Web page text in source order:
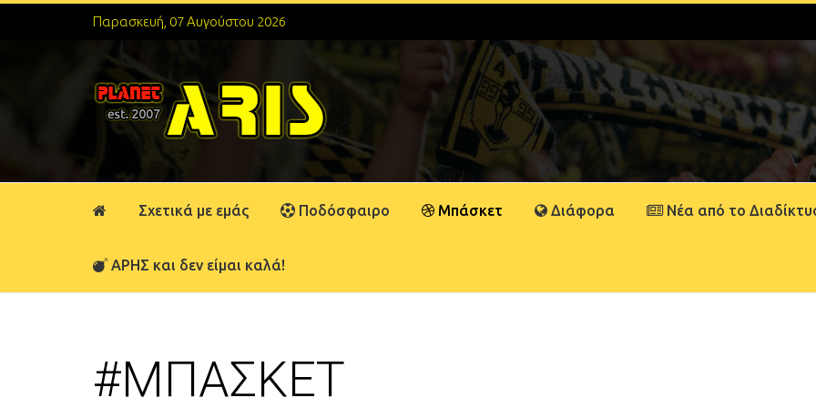
Παρασκευή, 07 Αυγούστου 2026
Σχετικά με εμάς Ποδόσφαιρο Μπάσκετ Διάφορα Νέα από το
ΑΡΗΣ και δεν είμαι καλά!
#ΜΠΑΣΚΕΤ